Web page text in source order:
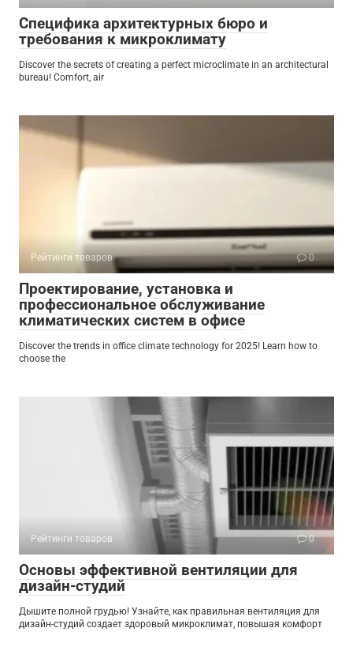
Специфика архитектурных бюро и
требования к микроклимату
Discover the secrets of creating a perfect microclimate in an architectural
bureau! Comfort, air
Рейтинги товаров 0
Проектирование, установка и
профессиональное обслуживание
климатических систем в офисе
Discover the trends in office climate technology for 2025! Learn how to
choose the
Рейтинги товаров 0
Основы эффективной вентиляции для
дизайн-студий
Дышите полной грудью! Узнайте, как правильная вентиляция для
дизайн-студий создает здоровый микроклимат, повышая комфорт